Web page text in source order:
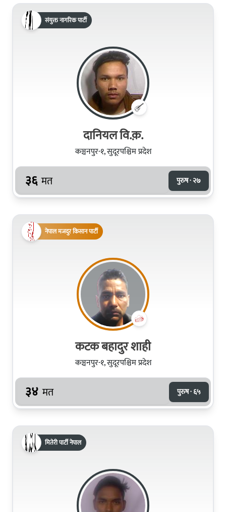
संयुक्त नागरिक पार्टी
दानियल वि.क़.
कञ्चनपुर-१, सुदूरपश्चिम प्रदेश
३६ मत पुरुष · २७
नेपाल मजदुर किसान पार्टी
कटक बहादुर शाही
कञ्चनपुर-१, सुदूरपश्चिम प्रदेश
३४ मत पुरुष · ६५
मितेरी पार्टी नेपाल